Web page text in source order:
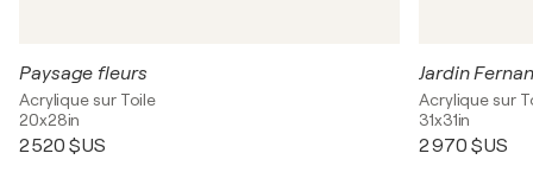
Paysage fleurs
Acrylique sur Toile
20x28in
2 520 $US
Jardin
Acrylique sur
31x31in
2 970 $US